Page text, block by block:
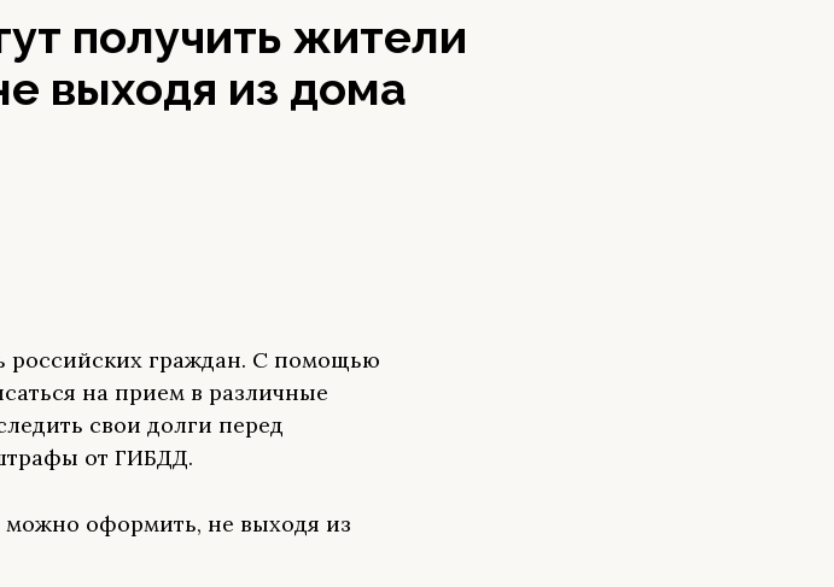
получить жители
выходя из дома
российских граждан. С помощью
на прием в различные
свои долги перед
от ГИБДД.
можно оформить, не выходя из